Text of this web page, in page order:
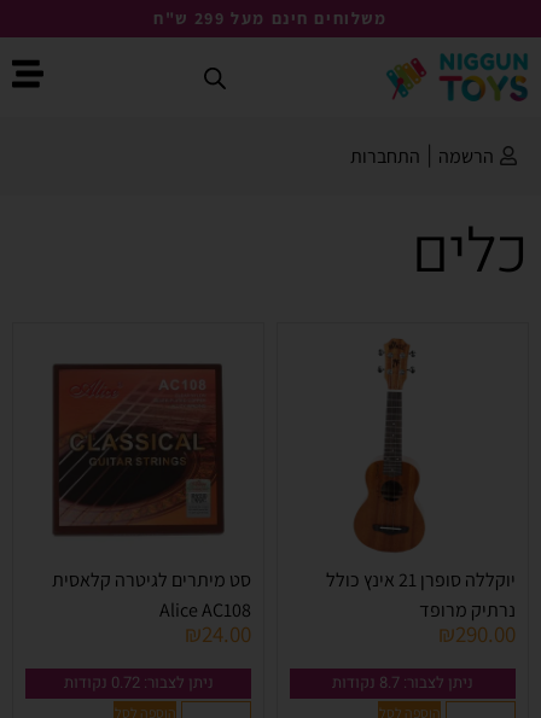
משלוחים חינם מעל 299 ש"ח
הרשמה התחברות
כלים
יוקללה סופרן 21 אינץ כולל
נרתיק מרופד
₪290.00
ניתן לצבור: 8.7 נקודות
הוספה לסל
סט מיתרים לגיטרה קלאסית
Alice AC108
₪24.00
ניתן לצבור: 0.72 נקודות
הוספה לסל